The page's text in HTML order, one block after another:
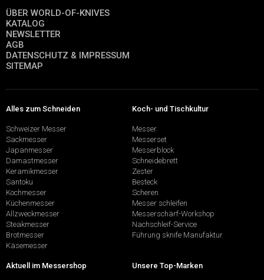
ÜBER WORLD-OF-KNIVES
KATALOG
NEWSLETTER
AGB
DATENSCHUTZ & IMPRESSUM
SITEMAP
Alles zum Schneiden
Schweizer Messer
Sackmesser
Japanmesser
Damastmesser
Keramikmesser
Santoku
Kochmesser
Küchenmesser
Allzweckmesser
Steakmesser
Brotmesser
Käsemesser
Koch- und Tischkultur
Messer
Messerset
Messerblock
Schneidebrett
Zester
Besteck
Scheren
Messer schleifen
Messerschärf-Workshop
Nachschleif-Service
Führung sknife Manufaktur
Aktuell im Messershop Unsere Top-Marken